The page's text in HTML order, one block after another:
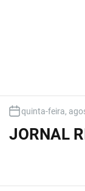
quinta-feira,
JORNAL